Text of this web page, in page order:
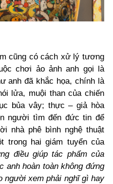
cũng có cách xử lý tương
chơi ảo ảnh anh gọi là
anh đã khắc họa, chính là
lửa, muội than của chiến
bủa vây; thực – giả hòa
người tìm đến đức tin để
nhà phê bình nghệ thuật
trong hai giám tuyển của
điều giúp tác phẩm của
anh hoàn toàn không đứng
người xem phải nghĩ gì hay